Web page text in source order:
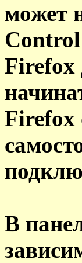
может
Firefox
Firefox
В